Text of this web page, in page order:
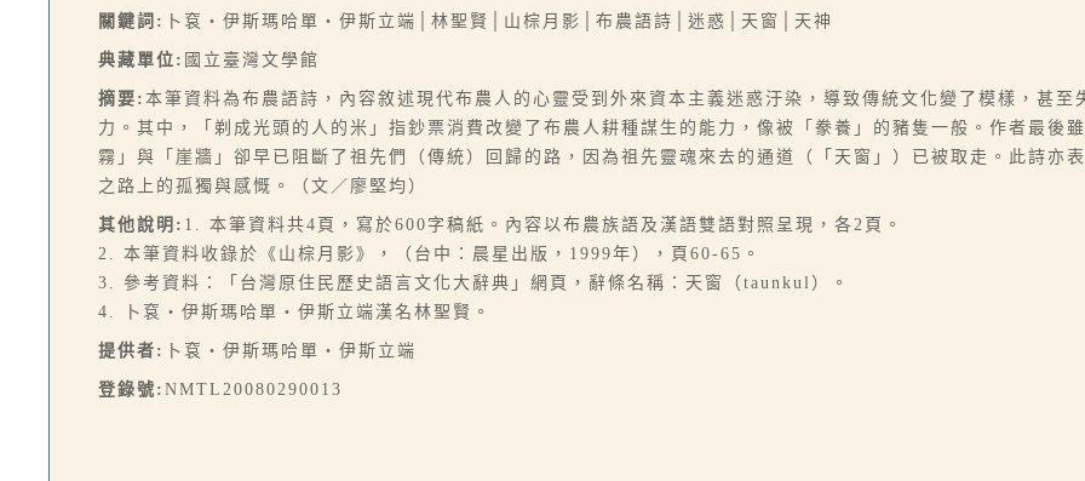
關鍵詞: 卜袞‧伊斯瑪哈單‧伊斯立端│林聖賢│山棕月影│布農語詩│迷惑│天窗│天神
典藏單位: 國立臺灣文學館
摘要: 本筆資料為布農語詩，內容敘述現代布農人的心靈受到外來資本主義迷惑汙染，導致傳統文化變了模樣，甚至
力。其中，「剃成光頭的人的米」指鈔票消費改變了布農人耕種謀生的能力，像被「豢養」的豬隻一般。作者最後
霧」與「崖牆」卻早已阻斷了祖先們（傳統）回歸的路，因為祖先靈魂來去的通道（「天窗」）已被取走。此詩亦
之路上的孤獨與感慨。（文／廖堅均）
其他說明: 1. 本筆資料共4頁，寫於600字稿紙。內容以布農族語及漢語雙語對照呈現，各2頁。
2. 本筆資料收錄於《山棕月影》，（台中：晨星出版，1999年），頁60-65。
3. 參考資料：「台灣原住民歷史語言文化大辭典」網頁，辭條名稱：天窗（taunkul）。
4. 卜袞‧伊斯瑪哈單‧伊斯立端漢名林聖賢。
提供者: 卜袞‧伊斯瑪哈單‧伊斯立端
登錄號: NMTL20080290013